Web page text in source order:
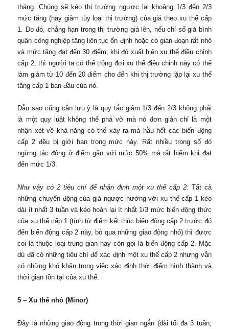
tháng. Chúng sẽ kéo thị trường ngược lại khoảng 1/3 đến 2/3
mức tăng (hay giảm tùy loại thị trường) của giá theo xu thế cấp
1. Do đó, chẳng hạn trong thị trường giá lên, nếu chỉ số giá bình
quân công nghiệp tăng liên tục ổn định hoặc có gián đoạn rất nhỏ
và mức tăng đạt đến 30 điểm, khi đó xuất hiện xu thế điều chỉnh
cấp 2, thì người ta có thể trông đợi xu thế điều chỉnh này có thể
làm giảm từ 10 đến 20 điểm cho đến khi thị trường lặp lại xu thế
tăng cấp 1 ban đầu của nó.
Dẫu sao cũng cần lưu ý là quy tắc giảm 1/3 đến 2/3 không phải
là một quy luật không thể phá vỡ mà nó đơn giản chỉ là một
nhận xét về khả năng có thể xảy ra mà hầu hết các biến động
cấp 2 đều bị giới hạn trong mức này. Rất nhiều trong số đó
ngừng tác động ở điểm gần với mức 50% mà rất hiếm khi đạt
đến mức 1/3.
Như vậy có 2 tiêu chí để nhận định một xu thế cấp 2: Tất cả
những chuyển động của giá ngược hướng với xu thế cấp 1 kéo
dài ít nhất 3 tuần và kéo hoàn lại ít nhất 1/3 mức biến động thức
của xu thế cấp 1 (tính từ điểm kết thúc biến động cấp 2 trước đó
đến biến động cấp 2 này, bỏ qua những giao động nhỏ) thì được
coi là thuộc loại trung gian hay còn gọi là biến động cấp 2. Mặc
dù đã có những tiêu chí để xác định một xu thế cấp 2 nhưng vẫn
có những khó khăn trong việc xác định thời điểm hình thành và
thời gian tồn tại của xu thế.
5 – Xu thế nhỏ (Minor)
Đây là những giao động trong thời gian ngắn (dài tối đa 3 tuần,